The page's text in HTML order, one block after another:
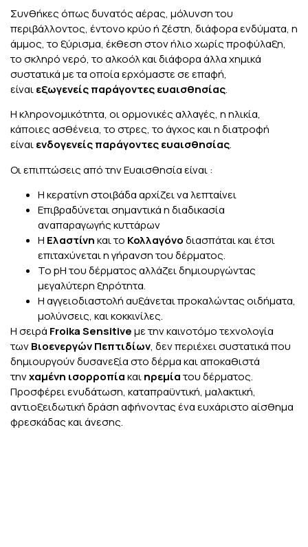
Συνθήκες όπως δυνατός αέρας, μόλυνση του
περιβάλλοντος, έντονο κρύο ή ζέστη, διάφορα ενδύματα, η
άμμος, το ξύρισμα, έκθεση στον ήλιο χωρίς προφύλαξη,
το σκληρό νερό, το αλκοόλ και διάφορα άλλα χημικά
συστατικά με τα οποία ερχόμαστε σε επαφή,
είναιεξωγενείς παράγοντες ευαισθησίας.
Η κληρονομικότητα, οι ορμονικές αλλαγές, η ηλικία,
κάποιες ασθένεια, το στρες, το άγχος και η διατροφή
είναιενδογενείς παράγοντες ευαισθησίας.
Οι επιπτώσεις από την Ευαισθησία είναι :
Η κερατίνη στοιβάδα αρχίζει να λεπταίνει
Επιβραδύνεται σημαντικά η διαδικασία
αναπαραγωγής κυττάρων
Η Eλαστίνηκαι το Κολλαγόνοδιασπάται και έτσι
επιταχύνεται η γήρανση του δέρματος.
Το pH του δέρματος αλλάζει δημιουργώντας
μεγαλύτερη ξηρότητα.
Η αγγειοδιαστολή αυξάνεται προκαλώντας οιδήματα,
μολύνσεις, και κοκκινίλες.
Η σειρά Froika Sensitiveμε την καινοτόμο τεχνολογία
τωνΒιοενεργών Πεπτιδίων, δεν περιέχει συστατικά που
δημιουργούν δυσανεξία στο δέρμα και αποκαθιστά
τηνχαμένη ισορροπίακαιηρεμίατου δέρματος.
Προσφέρει ενυδάτωση, καταπραϋντική, μαλακτική,
αντιοξειδωτική δράση αφήνοντας ένα ευχάριστο αίσθημα
φρεσκάδας και άνεσης.